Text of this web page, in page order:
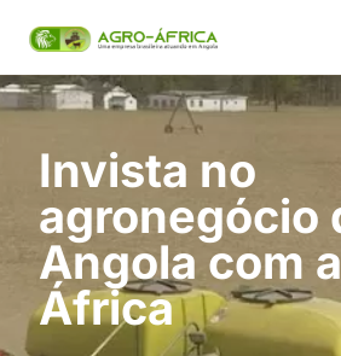
Invista no
agronegócio
Angola com
África